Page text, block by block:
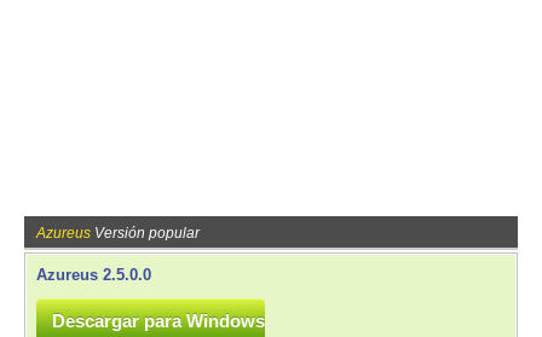
Azureus Versión popular
Azureus 2.5.0.0